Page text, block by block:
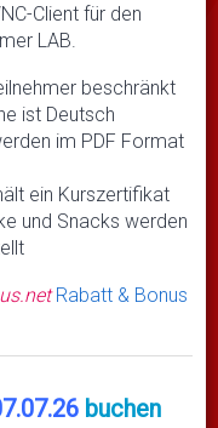
Client für den
LAB.
beschränkt
ist Deutsch
im PDF Format
ein Kurszertifikat
und Snacks werden
Rabatt & Bonus
buchen